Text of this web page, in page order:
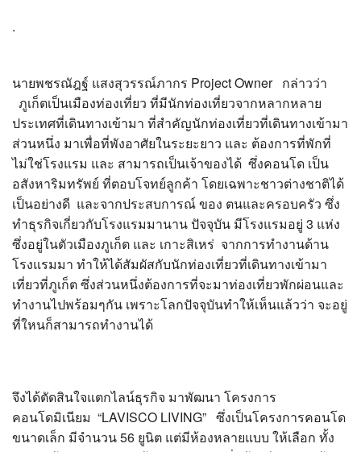
.
นายพชรณัฎฐ์ แสงสุวรรณ์ภากร Project Owner กล่าวว่า
ภูเก็ตเป็นเมืองท่องเที่ยว ที่มีนักท่องเที่ยวจากหลากหลาย
ประเทศที่เดินทางเข้ามา ที่สำคัญนักท่องเที่ยวที่เดินทางเข้ามา
ส่วนหนึ่ง มาเพื่อที่พังอาศัยในระยะยาว และ ต้องการที่พักที่
ไม่ใช่โรงแรม และ สามารถเป็นเจ้าของได้ ซึ่งคอนโด เป็น
อสังหาริมทรัพย์ ที่ตอบโจทย์ลูกค้า โดยเฉพาะชาวต่างชาติได้
เป็นอย่างดี และจากประสบการณ์ ของ ตนและครอบครัว ซึ่ง
ทำธุรกิจเกี่ยวกับโรงแรมมานาน ปัจจุบัน มีโรงแรมอยู่ 3 แห่ง
ซึ่งอยู่ในตัวเมืองภูเก็ต และ เกาะสิเหร่ จากการทำงานด้าน
โรงแรมมา ทำให้ได้สัมผัสกับนักท่องเที่ยวที่เดินทางเข้ามา
เที่ยวที่ภูเก็ต ซึ่งส่วนหนึ่งต้องการที่จะมาท่องเที่ยวพักผ่อนและ
ทำงานไปพร้อมๆกัน เพราะโลกปัจจุบันทำให้เห็นแล้วว่า จะอยู่
ที่ใหนก็สามารถทำงานได้
จึงได้ตัดสินใจแตกไลน์ธุรกิจ มาพัฒนา โครงการ
คอนโดมิเนียม “LAVISCO LIVING” ซึ่งเป็นโครงการคอนโด
ขนาดเล็ก มีจำนวน 56 ยูนิต แต่มีห้องหลายแบบ ให้เลือก ทั้ง